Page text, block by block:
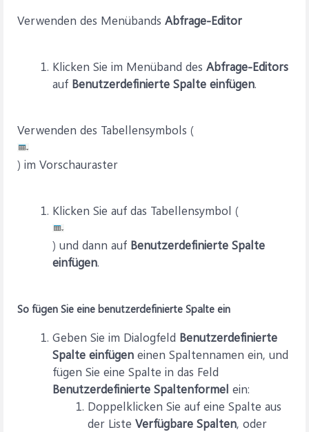
Verwenden des Menübands Abfrage-Editor
Klicken Sie im Menüband des Abfrage-Editors
auf Benutzerdefinierte Spalte einfügen.
Verwenden des Tabellensymbols (
) im Vorschauraster
Klicken Sie auf das Tabellensymbol (
) und dann auf Benutzerdefinierte Spalte
einfügen.
So fügen Sie eine benutzerdefinierte Spalte ein
Geben Sie im Dialogfeld Benutzerdefinierte
Spalte einfügen einen Spaltennamen ein, und
fügen Sie eine Spalte in das Feld
Benutzerdefinierte Spaltenformel ein:
Doppelklicken Sie auf eine Spalte aus
der Liste Verfügbare Spalten, oder